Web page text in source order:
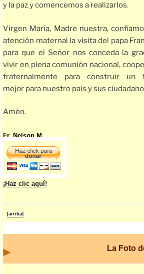
y la paz y comencemos a realizarlos.
Virgen María, Madre nuestra,
atención maternal la visita del papa
para que el Señor nos conceda la
vivir en plena comunión nacional,
fraternalmente para construir un
mejor para nuestro país y sus
Amén.
Fr. Nelson M.
¡Haz clic aquí!
[arriba]
La Foto